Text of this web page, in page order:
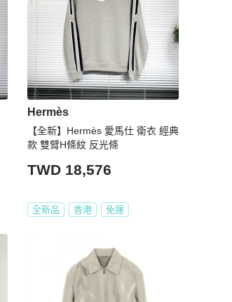
Hermès
【全新】Hermès 愛馬仕 衛衣 經典
款 雙臂H條紋 反光條
TWD 18,576
全新品 香港 免運